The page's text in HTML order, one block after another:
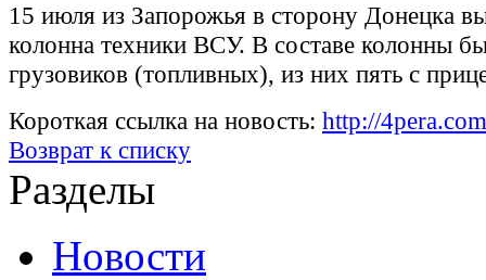
15 июля из Запорожья в сторону Донецка
колонна техники ВСУ. В составе колонны
грузовиков (топливных), из них пять с
Короткая ссылка на новость: http://
Возврат к списку
Разделы
Новости